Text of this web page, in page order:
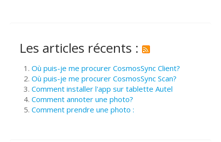
Les articles récents :
Où puis-je me procurer CosmosSync Client?
Où puis-je me procurer CosmosSync Scan?
Comment installer l'app sur tablette Autel
Comment annoter une photo?
Comment prendre une photo :